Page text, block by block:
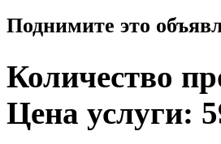
Поднимите это
Количество
Цена услуги: